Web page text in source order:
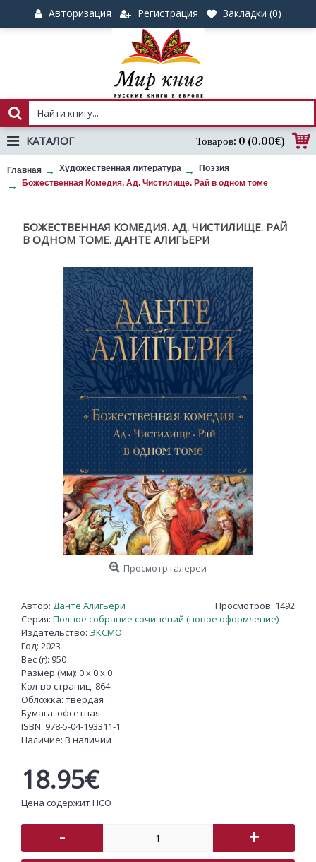
Авторизация Регистрация Закладки (0)
Товаров: 0 (0.00€)
КАТАЛОГ
Главная Художественная литература
Поэзия
Божественная Комедия. Ад. Чистилище. Рай в одном томе
БОЖЕСТВЕННАЯ КОМЕДИЯ. АД. ЧИСТИЛИЩЕ. РАЙ
В ОДНОМ ТОМЕ. ДАНТЕ АЛИГЬЕРИ
Просмотр галереи
Просмотров: 1492
Автор: Данте Алигьери
Серия: Полное собрание сочинений (новое оформление)
Издательство: ЭКСМО
Год: 2023
Вес (г): 950
Размер (мм): 0 x 0 x 0
Кол-во страниц: 864
Обложка: твердая
Бумага: офсетная
ISBN: 978-5-04-193311-1
Наличие: В наличии
18.95€
Цена содержит НСО
- +